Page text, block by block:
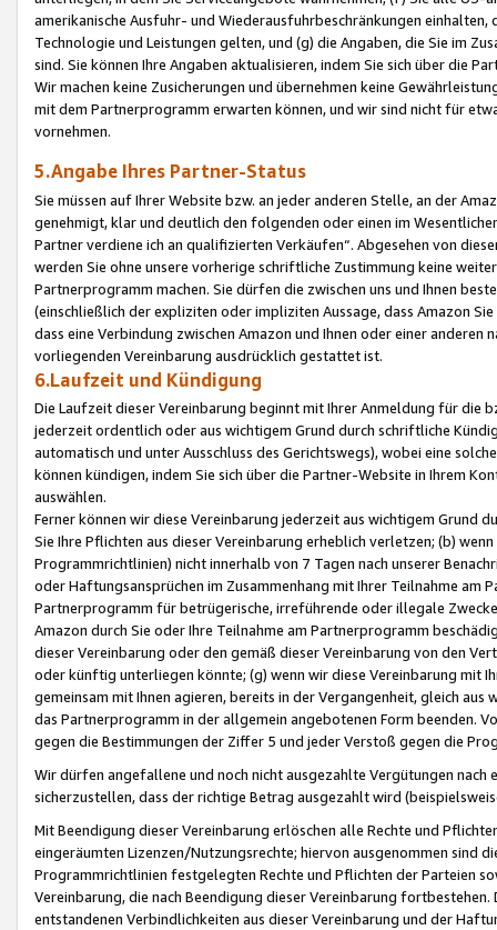
amerikanische Ausfuhr- und Wiederausfuhrbeschränkungen
Technologie und Leistungen gelten, und (g) die Angaben, die Sie im
sind. Sie können Ihre Angaben aktualisieren, indem Sie sich über die
Wir machen keine Zusicherungen und übernehmen keine
mit dem Partnerprogramm erwarten können, und wir sind nicht für
vornehmen.
5.Angabe Ihres Partner-Status
Sie müssen auf Ihrer Website bzw. an jeder anderen Stelle, an der
genehmigt, klar und deutlich den folgenden oder einen im
Partner verdiene ich an qualifizierten Verkäufen“. Abgesehen von
werden Sie ohne unsere vorherige schriftliche Zustimmung keine
Partnerprogramm machen. Sie dürfen die zwischen uns und Ihnen
(einschließlich der expliziten oder impliziten Aussage, dass Amazon
dass eine Verbindung zwischen Amazon und Ihnen oder einer
vorliegenden Vereinbarung ausdrücklich gestattet ist.
6.Laufzeit und Kündigung
Die Laufzeit dieser Vereinbarung beginnt mit Ihrer Anmeldung für die
jederzeit ordentlich oder aus wichtigem Grund durch schriftliche
automatisch und unter Ausschluss des Gerichtswegs), wobei eine
können kündigen, indem Sie sich über die Partner-Website in Ihrem
auswählen.
Ferner können wir diese Vereinbarung jederzeit aus wichtigem Grund
Sie Ihre Pflichten aus dieser Vereinbarung erheblich verletzen; (b)
Programmrichtlinien) nicht innerhalb von 7 Tagen nach unserer
oder Haftungsansprüchen im Zusammenhang mit Ihrer Teilnahme am
Partnerprogramm für betrügerische, irreführende oder illegale
Amazon durch Sie oder Ihre Teilnahme am Partnerprogramm
dieser Vereinbarung oder den gemäß dieser Vereinbarung von den
oder künftig unterliegen könnte; (g) wenn wir diese Vereinbarung mit
gemeinsam mit Ihnen agieren, bereits in der Vergangenheit, gleich
das Partnerprogramm in der allgemein angebotenen Form beenden.
gegen die Bestimmungen der Ziffer 5 und jeder Verstoß gegen die
Wir dürfen angefallene und noch nicht ausgezahlte Vergütungen
sicherzustellen, dass der richtige Betrag ausgezahlt wird
Mit Beendigung dieser Vereinbarung erlöschen alle Rechte und
eingeräumten Lizenzen/Nutzungsrechte; hiervon ausgenommen sind
Programmrichtlinien festgelegten Rechte und Pflichten der Parteien
Vereinbarung, die nach Beendigung dieser Vereinbarung
entstandenen Verbindlichkeiten aus dieser Vereinbarung und der